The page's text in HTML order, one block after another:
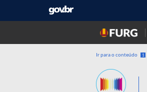
Ir para o conteúdo 1